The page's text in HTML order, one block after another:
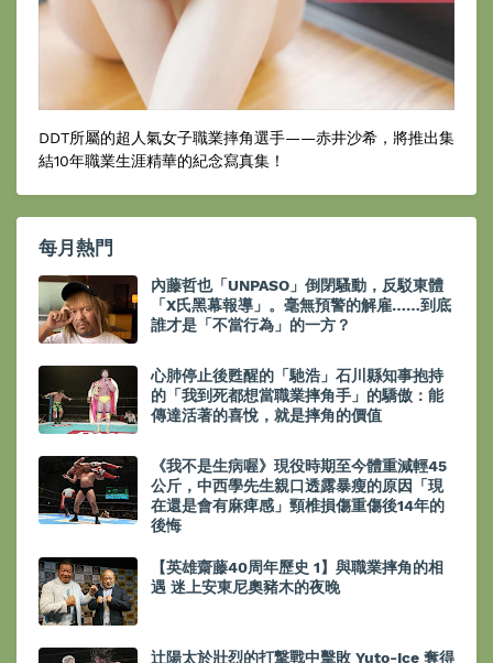
DDT所屬的超人氣女子職業摔角選手——赤井沙希，將推出集
結10年職業生涯精華的紀念寫真集！
每月熱門
內藤哲也「UNPASO」倒閉騷動，反駁東體
「X氏黑幕報導」。毫無預警的解雇……到底
誰才是「不當行為」的一方？
心肺停止後甦醒的「馳浩」石川縣知事抱持
的「我到死都想當職業摔角手」的驕傲：能
傳達活著的喜悅，就是摔角的價值
《我不是生病喔》現役時期至今體重減輕45
公斤，中西學先生親口透露暴瘦的原因「現
在還是會有麻痺感」頸椎損傷重傷後14年的
後悔
【英雄齋藤40周年歷史 1】與職業摔角的相
遇 迷上安東尼奧豬木的夜晚
辻陽太於壯烈的打撃戰中擊敗 Yuto-Ice 奪得